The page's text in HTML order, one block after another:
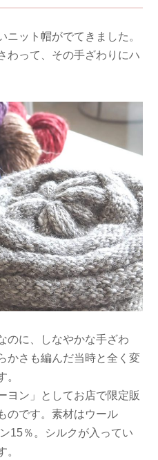
ニット帽がでてきました。
わって、その手ざわりにハ
のに、しなやかな手ざわ
かさも編んだ当時と全く変
。
ヨン」としてお店で限定販
のです。素材はウール
15％。シルクが入ってい
。